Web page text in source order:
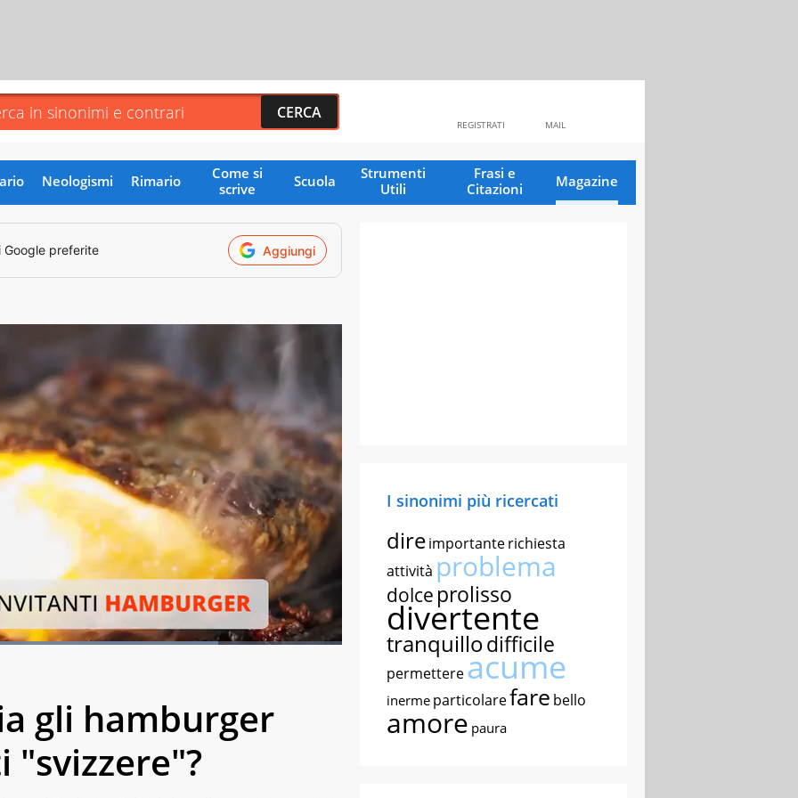
MAIL
REGISTRATI
Neologismi Rimario
Come si
scrive
Scuola
Strumenti
Utili
Frasi e
Citazioni
Magazine
Google preferite Aggiungi
:78.34%
gli hamburger
"svizzere"?
I sinonimi più ricercati
direimportanterichiesta
attività problema
dolce prolisso
divertente
tranquillodifficile
permettereacume
inerme particolarefare bello
amore paura